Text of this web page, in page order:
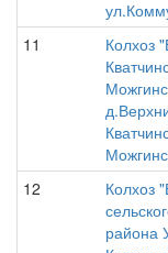
11
Колхоз
12
Колхоз
района